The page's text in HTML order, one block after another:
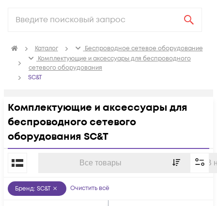
Каталог
Беспроводное сетевое оборудование
Комплектующие и аксессуары для беспроводного
сетевого оборудования
SC&T
Комплектующие и аксессуары для
беспроводного сетевого
оборудования SC&T
Все товары В
По популярности
Бренд: SC&T Очистить всё